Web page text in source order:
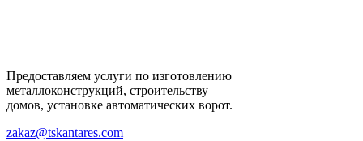
Предоставляем услуги по изготовлению
металлоконструкций, строительству
домов, установке автоматических ворот.
zakaz@tskantares.com